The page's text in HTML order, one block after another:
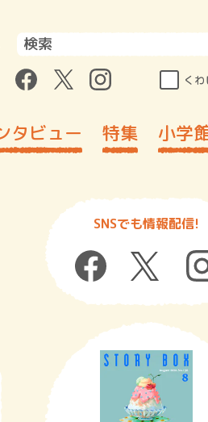
く
タビュー 特集 小学
SNSでも情報配信!